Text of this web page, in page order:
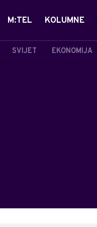
SVIJET EKONOMIJA
M:TEL KOLUMNE